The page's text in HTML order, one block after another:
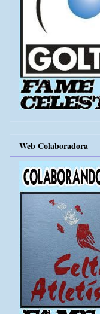
Web Colaboradora